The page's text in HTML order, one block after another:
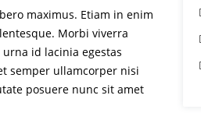
maximus. Etiam in enim
Morbi viverra
id lacinia egestas
semper ullamcorper nisi
posuere nunc sit amet